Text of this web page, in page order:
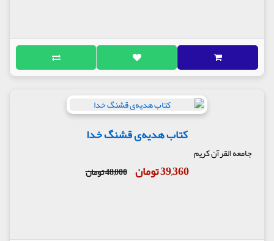
کتاب هدیه‌ی قشنگ خدا
جامعه القرآن کریم
39,360 تومان 48,000 تومان